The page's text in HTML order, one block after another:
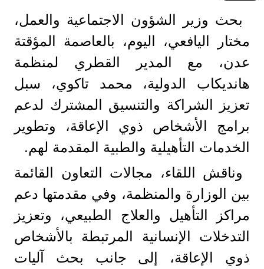
بحث وزير الشؤون الاجتماعية والعمل،
مختار اليافعي، اليوم، بالعاصمة المؤقتة
عدن، مع المدير القطري لمنظمة
هانديكاب الدولية، محمد تاكوي، سبل
تعزيز الشراكة والتنسيق المشترك لدعم
برامج الأشخاص ذوي الإعاقة، وتطوير
الخدمات التأهيلية والطبية المقدمة لهم.
وناقش اللقاء، مجالات التعاون القائمة
بين الوزارة والمنظمة، وفي مقدمتها دعم
مراكز التأهيل والعلاج الطبيعي، وتعزيز
التدخلات الإنسانية المرتبطة بالأشخاص
ذوي الإعاقة، إلى جانب بحث آليات